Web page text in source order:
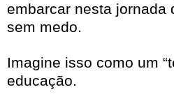
embarcar nesta jornada
sem medo.
Imagine isso como um
educação.